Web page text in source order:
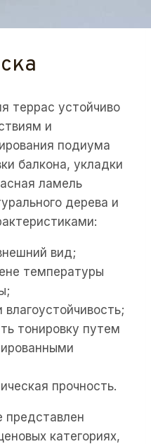
террас устойчиво
и
подиума
балкона, укладки
ламель
дерева и
вид;
температуры
тонировку путем
прочность.
представлен
категориях,